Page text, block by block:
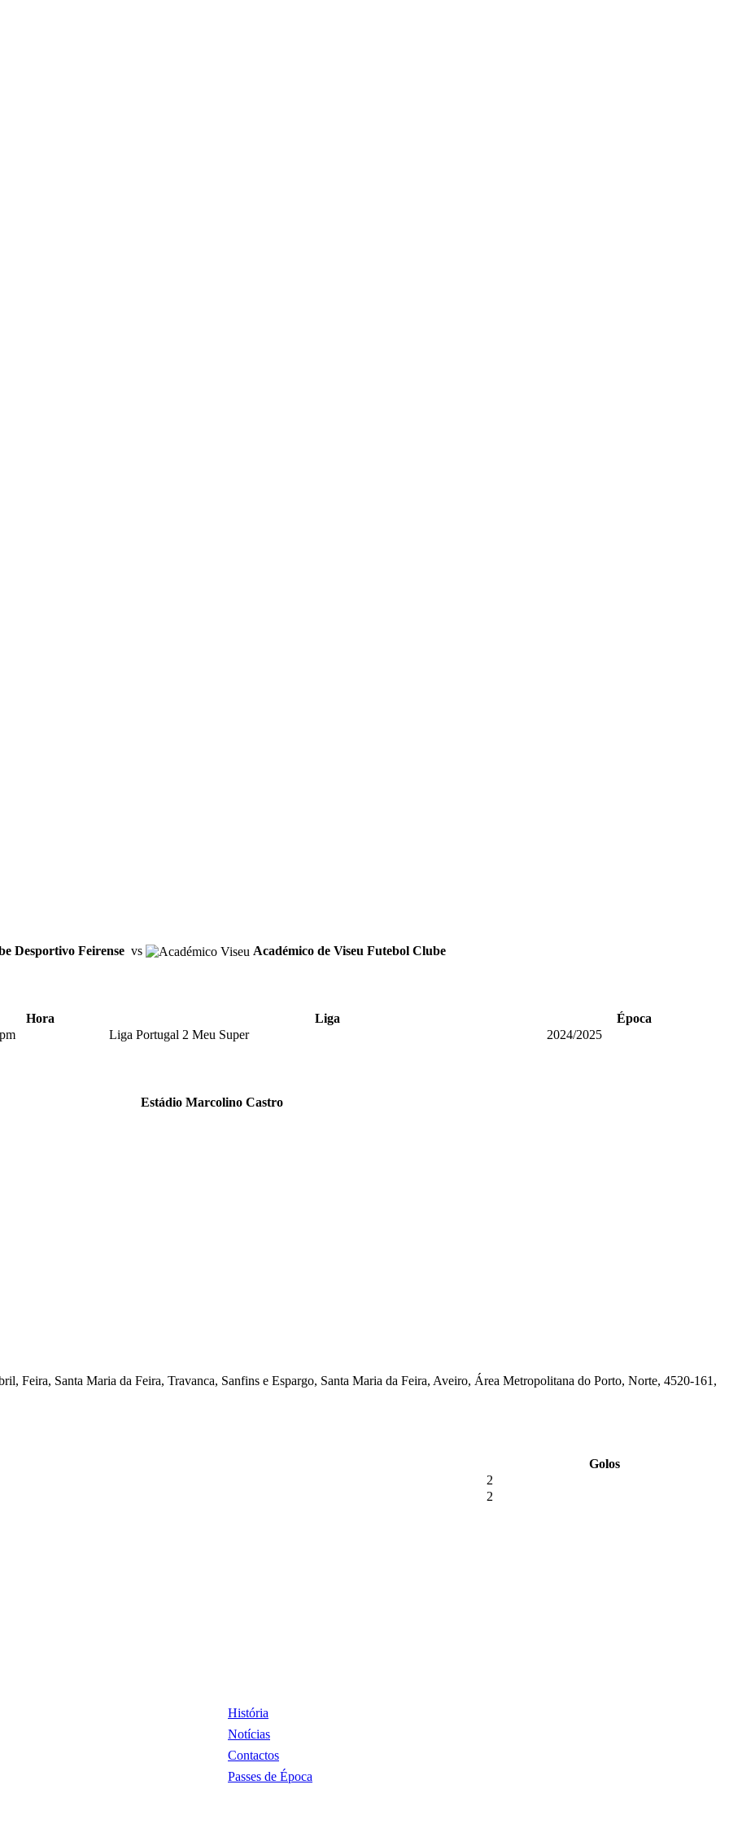
Desportivo Feirense vs Académico de Viseu Futebol Clube
Hora Liga
Época
Liga Portugal 2 Meu Super 2024/2025
Estádio Marcolino Castro
Feira, Santa Maria da Feira, Travanca, Sanfins e Espargo, Santa Maria da Feira, Aveiro, Área Metropolitana do Porto, Norte, 4520-161,
Golos
2
2
História
Notícias
Contactos
Passes de Época